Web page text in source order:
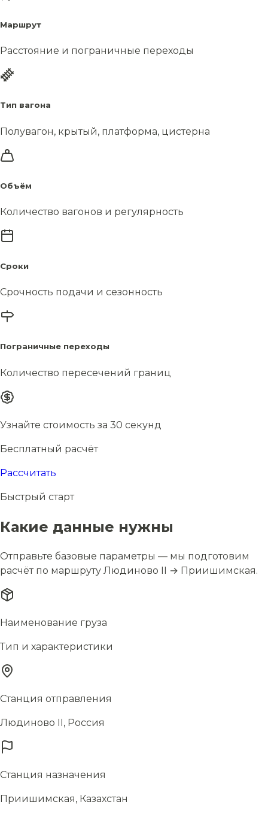
Маршрут
Расстояние и пограничные переходы
Тип вагона
Полувагон, крытый, платформа, цистерна
Объём
Количество вагонов и регулярность
Сроки
Срочность подачи и сезонность
Пограничные переходы
Количество пересечений границ
Узнайте стоимость за 30 секунд
Бесплатный расчёт
Рассчитать
Быстрый старт
Какие данные нужны
Отправьте базовые параметры — мы подготовим
расчёт по маршруту Людиново II → Приишимская.
Наименование груза
Тип и характеристики
Станция отправления
Людиново II, Россия
Станция назначения
Приишимская, Казахстан